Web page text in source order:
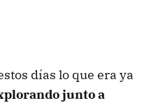
días lo que era ya
junto a